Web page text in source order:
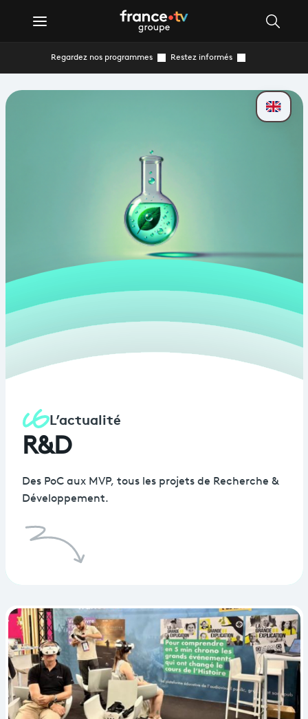
Regardez nos programmes Restez informés
L’actualité
R&D
Des PoC aux MVP, tous les projets de Recherche &
Développement.